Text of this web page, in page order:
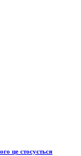
це стосується